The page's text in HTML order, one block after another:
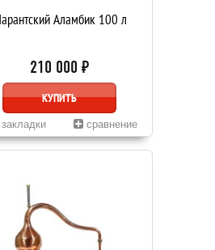
Аламбик 100 л
210 000 ₽
КУПИТЬ
сравнение